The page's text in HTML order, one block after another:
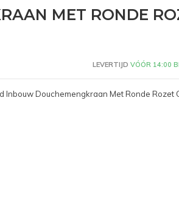
MET RONDE
LEVERTIJD VÓÓR 14:00
Inbouw Douchemengkraan Met Ronde Rozet